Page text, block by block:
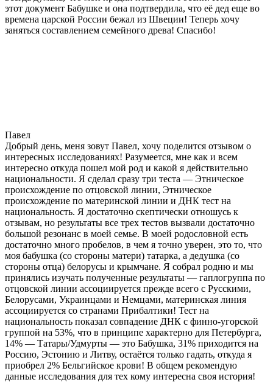
этот документ Бабушке и она подтвердила, что её дед еще во
времена царской России бежал из Швеции! Теперь хочу
заняться составлением семейного древа! Спасибо!
Павел
Добрый день, меня зовут Павел, хочу поделится отзывом о
интересных исследованиях! Разумеется, мне как и всем
интересно откуда пошел мой род и какой я действительно
национальности. Я сделал сразу три теста — Этническое
происхождение по отцовской линии, Этническое
происхождение по материнской линии и ДНК тест на
национальность. Я достаточно скептически отношусь к
отзывам, но результаты все трех тестов вызвали достаточно
большой резонанс в моей семье. В моей родословной есть
достаточно много пробелов, в чем я точно уверен, это то, что
моя бабушка (со стороны матери) татарка, а дедушка (со
стороны отца) белорусы и крымчане. Я собрал родню и мы
принялись изучать полученные результаты — гаплогруппа по
отцовской линии ассоциируется прежде всего с Русскими,
Белорусами, Украинцами и Немцами, материнская линия
ассоциируется со странами Прибалтики! Тест на
национальность показал совпадение ДНК с финно-угорской
группой на 53%, что в принципе характерно для Петербурга,
14% — Татары/Удмурты — это Бабушка, 31% приходится на
Россию, Эстонию и Литву, остаётся только гадать, откуда я
приобрел 2% Бельгийское крови! В общем рекомендую
данные исследования для тех кому интересна своя история!